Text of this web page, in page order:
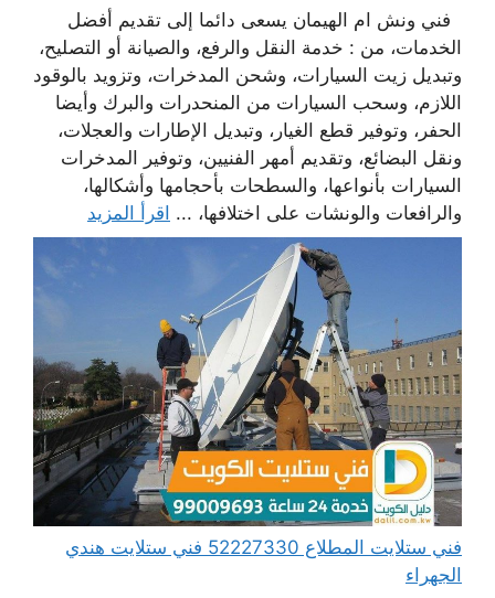
فني ونش ام الهيمان يسعى دائما إلى تقديم أفضل
الخدمات، من : خدمة النقل والرفع، والصيانة أو التصليح،
وتبديل زيت السيارات، وشحن المدخرات، وتزويد بالوقود
اللازم، وسحب السيارات من المنحدرات والبرك وأيضا
الحفر، وتوفير قطع الغيار، وتبديل الإطارات والعجلات،
ونقل البضائع، وتقديم أمهر الفنيين، وتوفير المدخرات
السيارات بأنواعها، والسطحات بأحجامها وأشكالها،
والرافعات والونشات على اختلافها، ... اقرأ المزيد
فني ستلايت المطلاع 52227330 فني ستلايت هندي
الجهراء